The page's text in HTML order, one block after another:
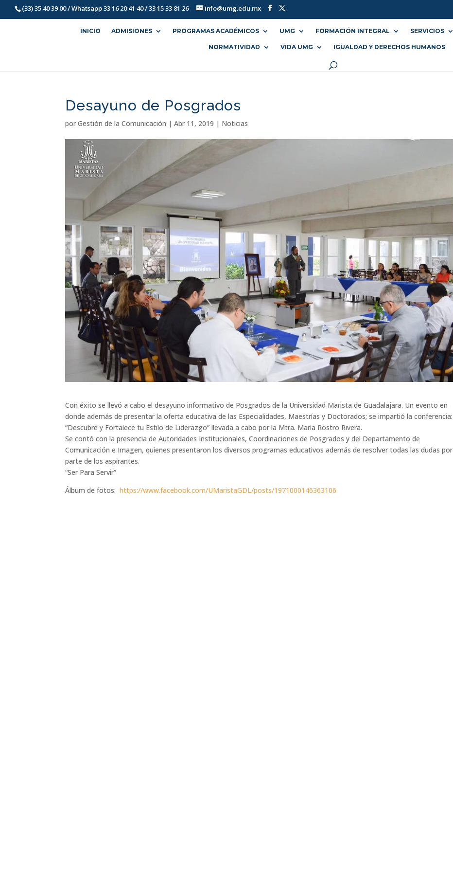
(33) 35 40 39 00 / Whatsapp 33 16 20 41 40 / 33 15 33 81 26 info@umg.edu.mx
INICIO ADMISIONES PROGRAMAS ACADÉMICOS UMG FORMACIÓN INTEGRAL SERVICIOS
NORMATIVIDAD VIDA UMG IGUALDAD Y DERECHOS HUMANOS
Desayuno de Posgrados
porGestión de la Comunicación |Abr 11, 2019 | Noticias
Con éxito se llevó a cabo el desayuno informativo de Posgrados de la Universidad Marista de Guadalajara. Un evento en
donde además de presentar la oferta educativa de las Especialidades, Maestrías y Doctorados; se impartió la conferencia:
“Descubre y Fortalece tu Estilo de Liderazgo” llevada a cabo por la Mtra. María Rostro Rivera.
Se contó con la presencia de Autoridades Institucionales, Coordinaciones de Posgrados y del Departamento de
Comunicación e Imagen, quienes presentaron los diversos programas educativos además de resolver todas las dudas por
parte de los aspirantes.
“Ser Para Servir”
Álbum de fotos:https://www.facebook.com/UMaristaGDL/posts/1971000146363106